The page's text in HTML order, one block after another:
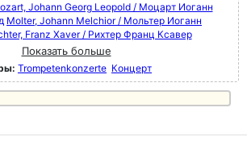
Johann Georg Leopold / Моцарт Иоганн
Molter, Johann Melchior / Мольтер Иоганн
Franz Xaver / Рихтер Франц Ксавер
Показать больше
Trompetenkonzerte Концерт